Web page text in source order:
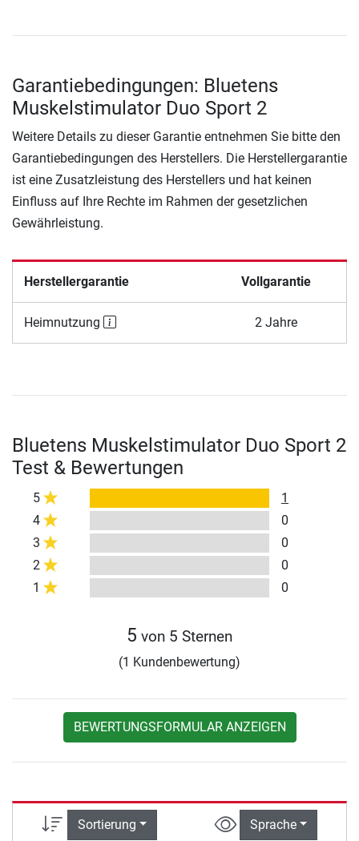
Garantiebedingungen: Bluetens
Muskelstimulator Duo Sport 2
Weitere Details zu dieser Garantie entnehmen Sie bitte den
Garantiebedingungen des Herstellers. Die Herstellergarantie
ist eine Zusatzleistung des Herstellers und hat keinen
Einfluss auf Ihre Rechte im Rahmen der gesetzlichen
Gewährleistung.
Herstellergarantie Vollgarantie
Heimnutzung 2 Jahre
Bluetens Muskelstimulator Duo Sport 2
Test & Bewertungen
5
1
4
0
3
0
2
0
1
0
5 von 5 Sternen
(1 Kundenbewertung)
BEWERTUNGSFORMULAR ANZEIGEN
Sortierung Sprache